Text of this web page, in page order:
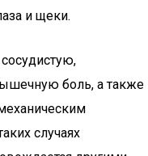
и щеки.
боль, а также
случаях